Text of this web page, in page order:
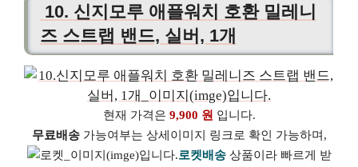
10. 신지모루 애플워치 호환 밀레니
즈 스트랩 밴드, 실버, 1개
현재 가격은 9,900 원 입니다.
무료배송가능여부는 상세이미지 링크로 확인 가능하며,
로켓배송상품이라 빠르게 받